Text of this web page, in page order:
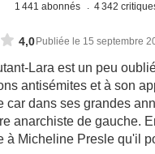
1 441 abonnés 4 342
4,0 Publiée le 15 septembre
Lara est un peu
antisémites et à son
car dans ses grandes
anarchiste de gauche.
à Micheline Presle qu'il